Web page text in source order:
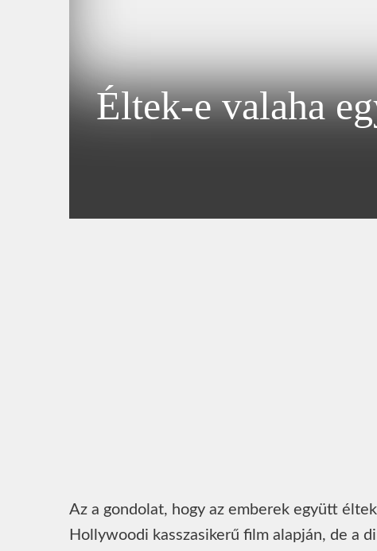
Éltek-e valaha
Az a gondolat, hogy az emberek együtt
Hollywoodi kasszasikerű film alapján, de a